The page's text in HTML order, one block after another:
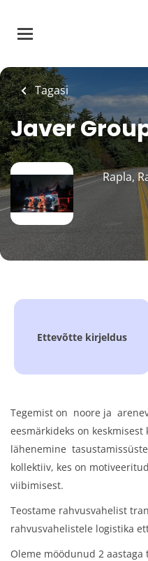
main
Tagasi
Javer
Rapla,
Ettevõtte kirjeldus
Tegemist on noore ja
eesmärkideks on
lähenemine
kollektiiv, kes on
viibimisest.
Teostame rahvusvahelist
rahvusvahelistele logistika
Oleme möödunud 2